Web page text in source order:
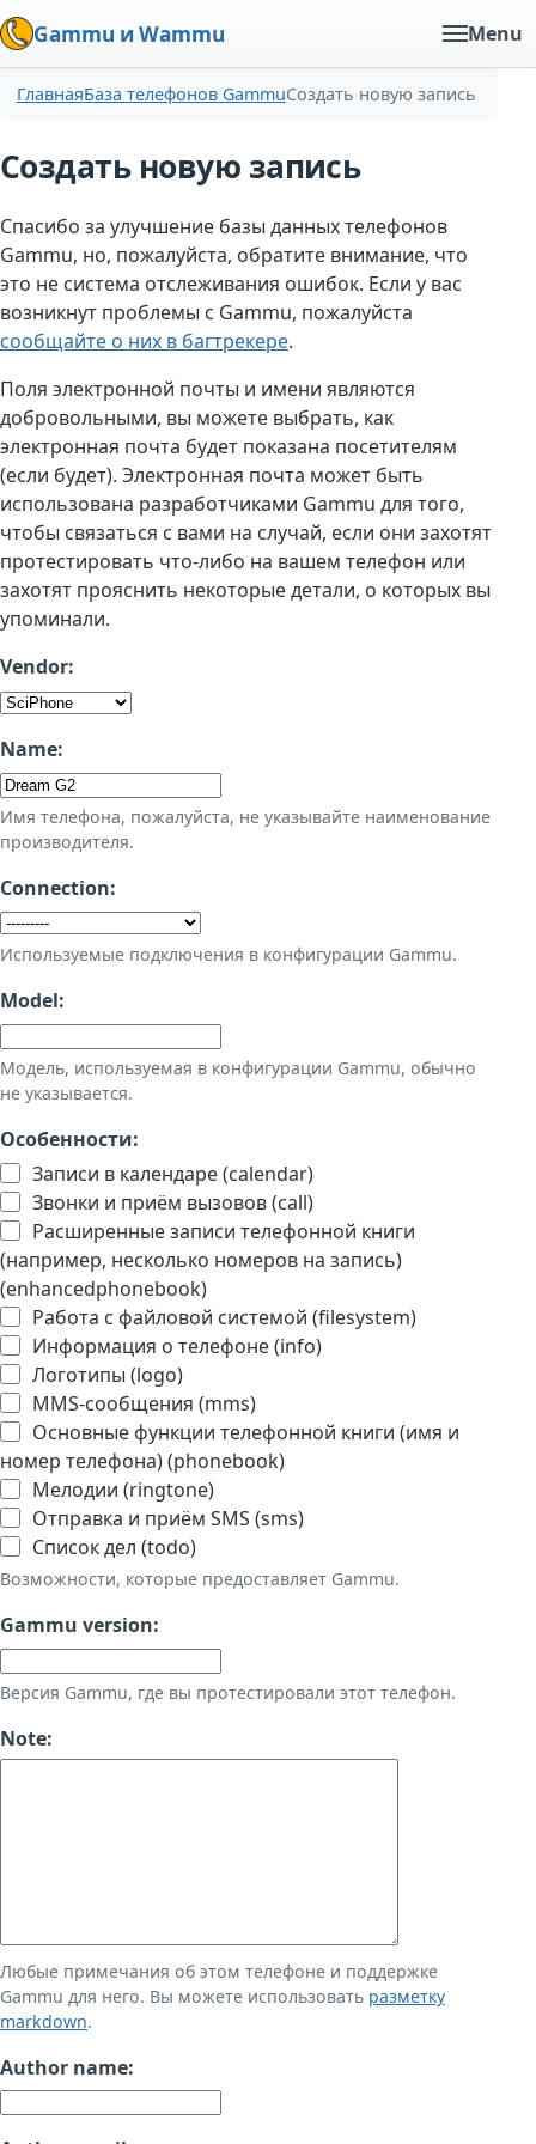
Gammu и Wammu Menu
ГлавнаяБаза телефонов GammuСоздать новую запись
Создать новую запись
Спасибо за улучшение базы данных телефонов
Gammu, но, пожалуйста, обратите внимание, что
это не система отслеживания ошибок. Если у вас
возникнут проблемы с Gammu, пожалуйста
сообщайте о них в багтрекере.
Поля электронной почты и имени являются
добровольными, вы можете выбрать, как
электронная почта будет показана посетителям
(если будет). Электронная почта может быть
использована разработчиками Gammu для того,
чтобы связаться с вами на случай, если они захотят
протестировать что-либо на вашем телефон или
захотят прояснить некоторые детали, о которых вы
упоминали.
Vendor:
Name:
Имя телефона, пожалуйста, не указывайте наименование
производителя.
Connection:
Используемые подключения в конфигурации Gammu.
Model:
Модель, используемая в конфигурации Gammu, обычно
не указывается.
Особенности:
Записи в календаре (calendar)
Звонки и приём вызовов (call)
Расширенные записи телефонной книги
(например, несколько номеров на запись)
(enhancedphonebook)
Работа с файловой системой (filesystem)
Информация о телефоне (info)
Логотипы (logo)
MMS-сообщения (mms)
Основные функции телефонной книги (имя и
номер телефона) (phonebook)
Мелодии (ringtone)
Отправка и приём SMS (sms)
Список дел (todo)
Возможности, которые предоставляет Gammu.
Gammu version:
Версия Gammu, где вы протестировали этот телефон.
Note:
Любые примечания об этом телефоне и поддержке
Gammu для него. Вы можете использовать разметку
markdown.
Author name: